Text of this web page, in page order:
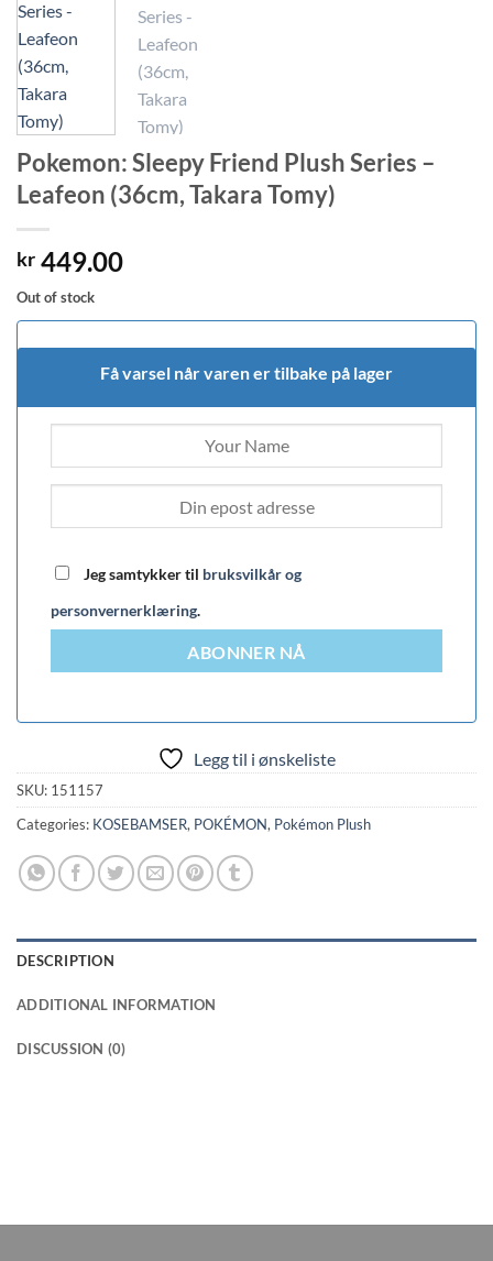
Pokemon: Sleepy Friend Plush Series –
Leafeon (36cm, Takara Tomy)
kr 449.00
Out of stock
Få varsel når varen er tilbake på lager
Jeg samtykker til bruksvilkår og
personvernerklæring.
ABONNER NÅ
Legg til i ønskeliste
SKU: 151157
Categories: KOSEBAMSER, POKÉMON, Pokémon Plush
DESCRIPTION
ADDITIONAL INFORMATION
DISCUSSION (0)